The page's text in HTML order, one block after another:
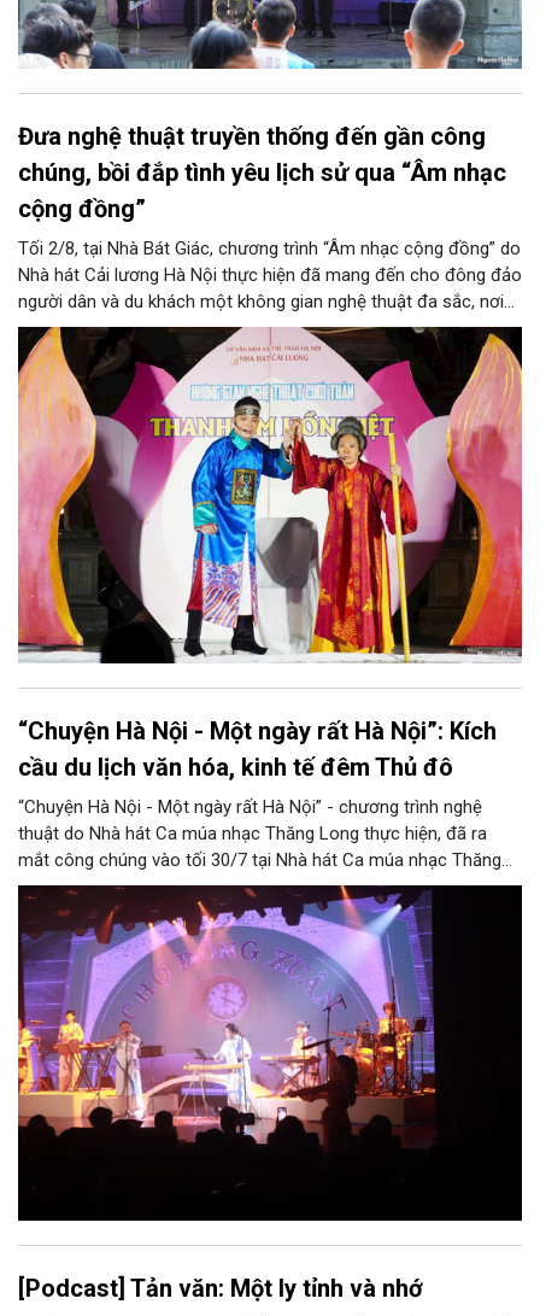
Đưa nghệ thuật truyền thống đến gần công
chúng, bồi đắp tình yêu lịch sử qua “Âm nhạc
cộng đồng”
Tối 2/8, tại Nhà Bát Giác, chương trình “Âm nhạc cộng đồng” do
Nhà hát Cải lương Hà Nội thực hiện đã mang đến cho đông đảo
người dân và du khách một không gian nghệ thuật đa sắc, nơi
những làn điệu cải lương, ca cổ, tân cổ và các tiết mục múa
hòa quyện trong không gian của phố đi bộ hồ Hoàn Kiếm. Đặc
biệt, chương trình có sự giao lưu của các nghệ sĩ đến từ
phương Nam, góp phần tạo nên cuộc gặp gỡ nghệ thuật giàu
cảm xúc.
“Chuyện Hà Nội - Một ngày rất Hà Nội”: Kích
cầu du lịch văn hóa, kinh tế đêm Thủ đô
“Chuyện Hà Nội - Một ngày rất Hà Nội” - chương trình nghệ
thuật do Nhà hát Ca múa nhạc Thăng Long thực hiện, đã ra
mắt công chúng vào tối 30/7 tại Nhà hát Ca múa nhạc Thăng
Long (số 31 - 33 phố Lương Văn Can, phường Hoàn Kiếm).
[Podcast] Tản văn: Một ly tỉnh và nhớ